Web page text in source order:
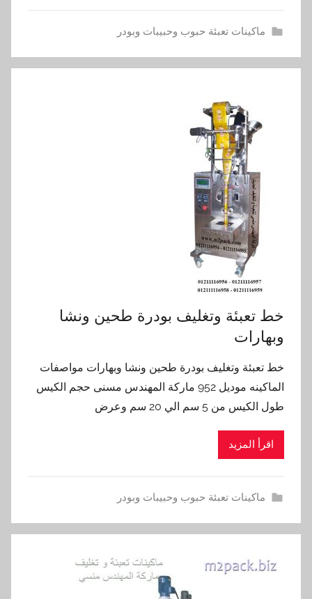
ماكينات تعبئة حبوب وحبيبات وبودر
خط تعبئة وتغليف بودرة طحين ونشا
وبهارات
خط تعبئة وتغليف بودرة طحين ونشا وبهارات مواصفات
الماكينه موديل 952 ماركة المهندس مسنى حجم الكيس
طول الكيس من 5 سم الي 20 سم وعرض
اقرأ المزيد
ماكينات تعبئة حبوب وحبيبات وبودر